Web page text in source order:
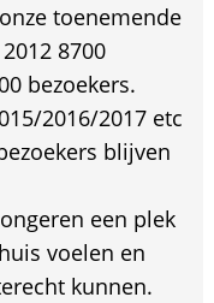
toenemende
8700
bezoekers.
2016/2017 etc
blijven
een plek
voelen en
kunnen.